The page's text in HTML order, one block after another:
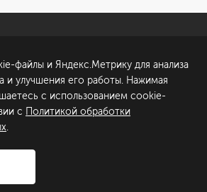
Обсудить проект
6
55
файлы и Яндекс.Метрику для анализа
и улучшения его работы. Нажимая
с использованием cookie-
с Политикой обработки
.